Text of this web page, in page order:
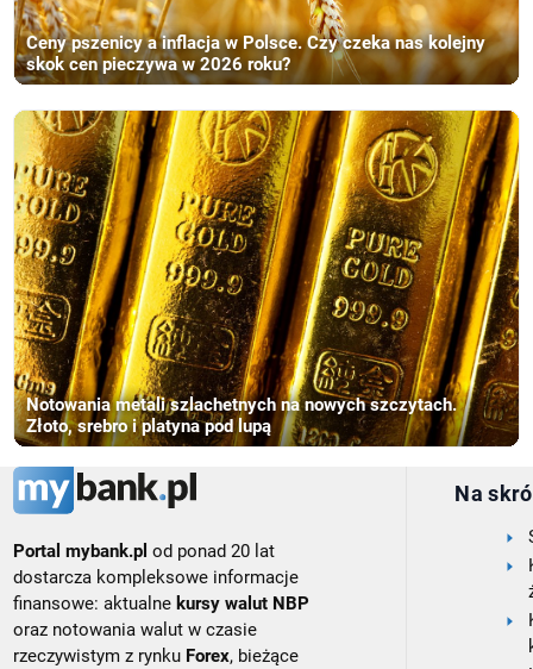
Ceny pszenicy a inflacja w Polsce. Czy czeka nas kolejny
skok cen pieczywa w 2026 roku?
Notowania metali szlachetnych na nowych szczytach.
Złoto, srebro i platyna pod lupą
Portal mybank.pl od ponad 20 lat
dostarcza kompleksowe informacje
finansowe: aktualne kursy walut NBP
oraz notowania walut w czasie
rzeczywistym z rynku Forex, bieżące
Na